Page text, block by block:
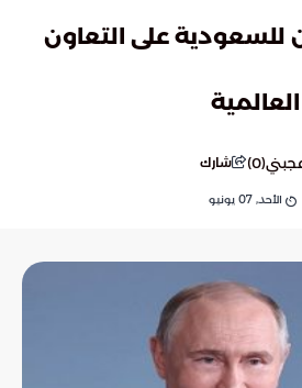
للسعودية على التعاون
(
0
) شارك
الأحد, 07 يونيو